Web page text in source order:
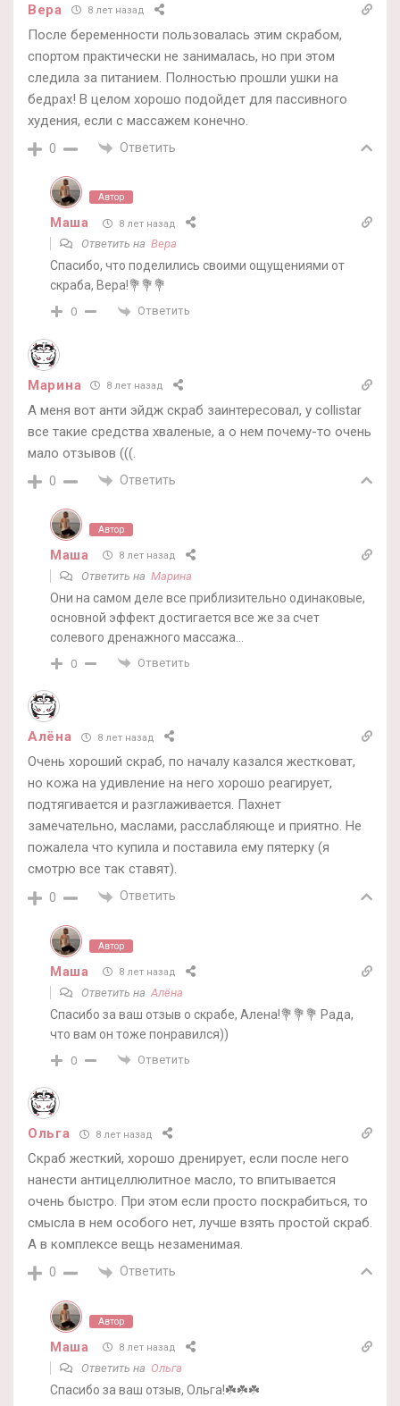
Вера 8 лет назад
После беременности пользовалась этим скрабом,
спортом практически не занималась, но при этом
следила за питанием. Полностью прошли ушки на
бедрах! В целом хорошо подойдет для пассивного
худения, если с массажем конечно.
0 Ответить
Автор
Маша 8 лет назад
Ответить на Вера
Спасибо, что поделились своими ощущениями от
скраба, Вера!💐💐💐
0 Ответить
Марина 8 лет назад
А меня вот анти эйдж скраб заинтересовал, у collistar
все такие средства хваленые, а о нем почему-то очень
мало отзывов (((.
0 Ответить
Автор
Маша 8 лет назад
Ответить на Марина
Они на самом деле все приблизительно одинаковые,
основной эффект достигается все же за счет
солевого дренажного массажа…
0 Ответить
Алёна 8 лет назад
Очень хороший скраб, по началу казался жестковат,
но кожа на удивление на него хорошо реагирует,
подтягивается и разглаживается. Пахнет
замечательно, маслами, расслабляюще и приятно. Не
пожалела что купила и поставила ему пятерку (я
смотрю все так ставят).
0 Ответить
Автор
Маша 8 лет назад
Ответить на Алёна
Спасибо за ваш отзыв о скрабе, Алена!💐💐💐 Рада,
что вам он тоже понравился))
0 Ответить
Ольга 8 лет назад
Скраб жесткий, хорошо дренирует, если после него
нанести антицеллюлитное масло, то впитывается
очень быстро. При этом если просто поскрабиться, то
смысла в нем особого нет, лучше взять простой скраб.
А в комплексе вещь незаменимая.
0 Ответить
Автор
Маша 8 лет назад
Ответить на Ольга
Спасибо за ваш отзыв, Ольга!☘️☘️☘️